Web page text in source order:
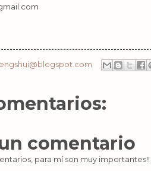
comentario
para mí son muy